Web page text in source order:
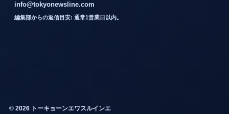
info@tokyonewsline.com
編集部からの返信目安: 通常1営業日以内。
© 2026 トーキョーンエワスルインエ